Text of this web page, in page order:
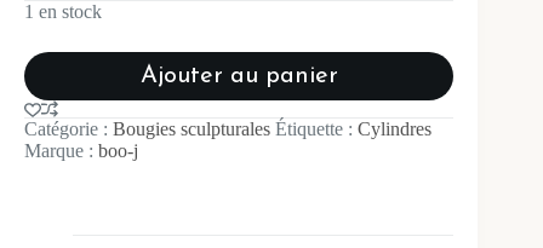
1 en stock
Ajouter au panier
A
l
t
Catégorie : Bougies sculpturales Étiquette : Cylindres
Marque : boo-j